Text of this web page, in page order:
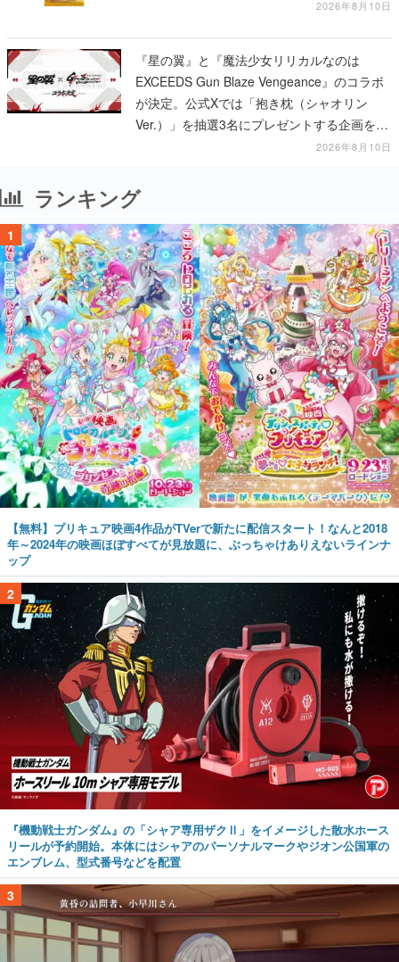
ー」「FUTURISTIC BOX」の計3商品2026年8月10日
『星の翼』と『魔法少女リリカルなのは
EXCEEDS Gun Blaze Vengeance』のコラボ
が決定。公式Xでは「抱き枕（シャオリン
Ver.）」を抽選3名にプレゼントする企画を実
2026年8月10日
ランキング
1
【無料】プリキュア映画4作品がTVerで新たに配信スタート！なんと2018
年～2024年の映画ほぼすべてが見放題に、ぶっちゃけありえないラインナ
ップ
2
『機動戦士ガンダム』の「シャア専用ザクⅡ」をイメージした散水ホース
リールが予約開始。本体にはシャアのパーソナルマークやジオン公国軍の
エンブレム、型式番号などを配置
3